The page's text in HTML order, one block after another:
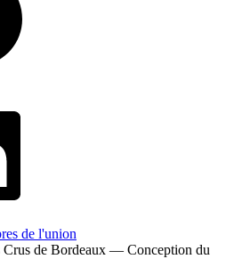
de l'union
de Bordeaux — Conception du